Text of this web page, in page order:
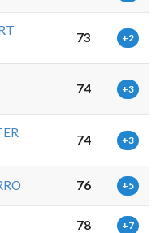
73 +2
74 +3
74 +3
76 +5
78 +7